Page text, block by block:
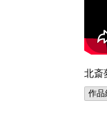
北斎
作品